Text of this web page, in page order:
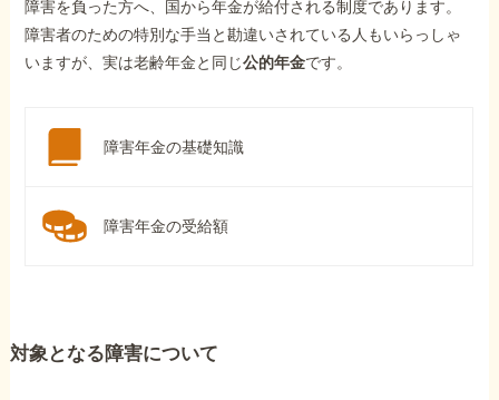
障害を負った方へ、国から年金が給付される制度であります。
障害者のための特別な手当と勘違いされている人もいらっしゃ
いますが、実は老齢年金と同じ公的年金です。
障害年金の基礎知識
障害年金の受給額
対象となる障害について